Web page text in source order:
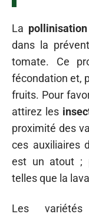
La pollinisation
dans la
tomate. Ce
fécondation et,
fruits. Pour
attirez les
proximité des
ces auxiliaires
est un atout ;
telles que la
Les